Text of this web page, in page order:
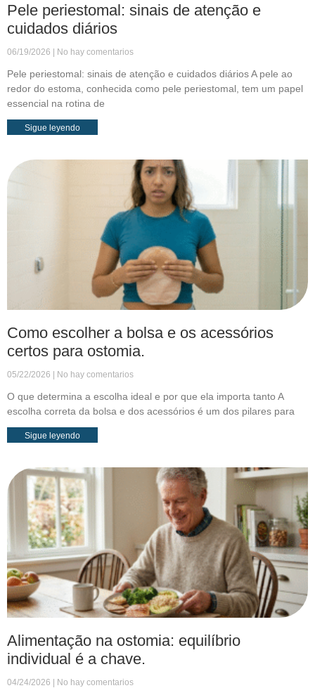
Pele periestomal: sinais de atenção e
cuidados diários
06/19/2026 No hay comentarios
Pele periestomal: sinais de atenção e cuidados diários A pele ao
redor do estoma, conhecida como pele periestomal, tem um papel
essencial na rotina de
Sigue leyendo
Como escolher a bolsa e os acessórios
certos para ostomia.
05/22/2026 No hay comentarios
O que determina a escolha ideal e por que ela importa tanto A
escolha correta da bolsa e dos acessórios é um dos pilares para
Sigue leyendo
Alimentação na ostomia: equilíbrio
individual é a chave.
04/24/2026 No hay comentarios